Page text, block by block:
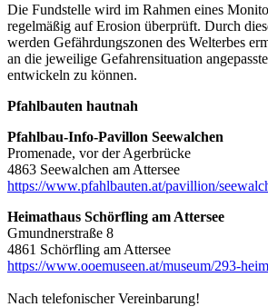
Die Fundstelle wird im Rahmen eines
regelmäßig auf Erosion überprüft. Durch
werden Gefährdungszonen des Welterbes
an die jeweilige Gefahrensituation
entwickeln zu können.
Pfahlbauten hautnah
Pfahlbau-Info-Pavillon Seewalchen
Promenade, vor der Agerbrücke
4863 Seewalchen am Attersee
https://www.pfahlbauten.at/pavillion/
Heimathaus Schörfling am Attersee
Gmundnerstraße 8
4861 Schörfling am Attersee
https://www.ooemuseen.at/museum/293-
Nach telefonischer Vereinbarung!